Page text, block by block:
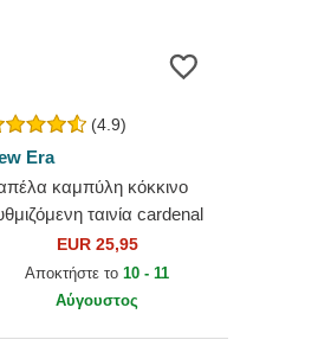
(4.9)
Era
καμπύλη κόκκινο
ταινία cardenal
Essential από New
Yankees MLB από...
EUR 25,95
Αποκτήστε το10 - 11
Αύγουστος